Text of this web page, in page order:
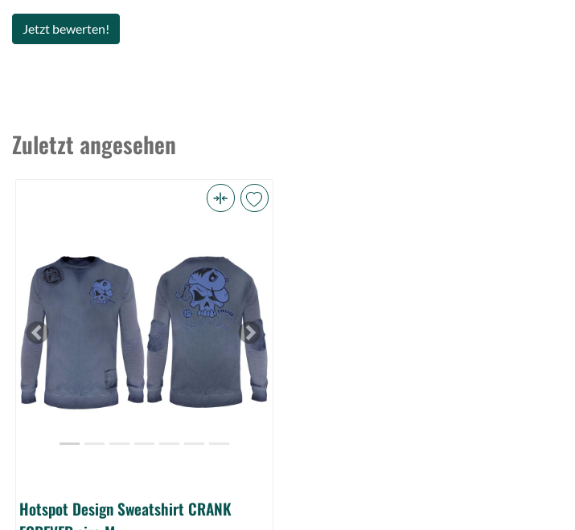
Jetzt bewerten!
Zuletzt angesehen
Sweatshirt
CRANK
FOREVER
size
M
(Bild
0)
Previous Next
Hotspot Design Sweatshirt CRANK